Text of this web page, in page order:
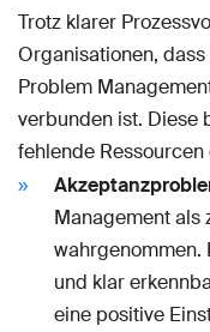
Trotz klarer
Organisationen,
Problem
verbunden ist. Diese
fehlende
Management als
und klar
eine positive